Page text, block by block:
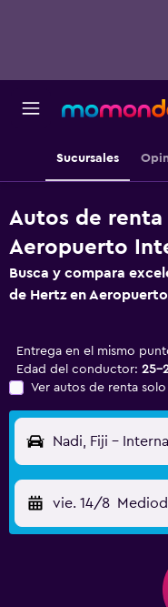
Sucursales
Autos de renta
Aeropuerto
Busca y compara
de Hertz en
Entrega en el mismo
Edad del conductor: 25-
Ver autos de renta
Nadi, Fiji -
vie. 14/8